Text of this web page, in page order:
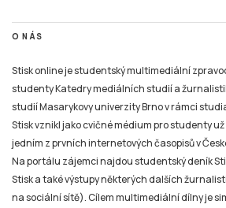
O NÁS
Stisk online je studentský multimediální
studenty Katedry mediálních studií a
studií Masarykovy univerzity Brno v rámci
Stisk vznikl jako cvičné médium pro studenty už
jedním z prvních internetových časopisů v
Na portálu zájemci najdou studentský deník
Stisk a také výstupy některých dalších
na sociální sítě). Cílem multimediální dílny je